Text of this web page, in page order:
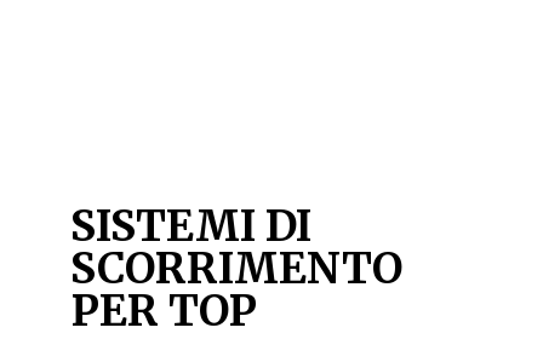
SISTEMI DI
SCORRIMENTO
PER TOP